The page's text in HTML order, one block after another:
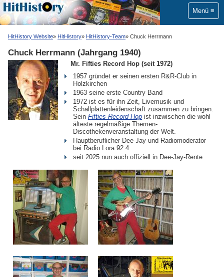
Menü
HitHistory Website HitHistory HitHistory-Team Chuck Herrmann
Chuck Herrmann (Jahrgang 1940)
Mr. Fifties Record Hop (seit 1972)
1957 gründet er seinen ersten R&R-Club in
Holzkirchen
1963 seine erste Country Band
1972 ist es für ihn Zeit, Livemusik und
Schallplattenleidenschaft zusammen zu bringen.
Sein Fifties Record Hop ist inzwischen die wohl
älteste regelmäßige Themen-
Discothekenveranstaltung der Welt.
Hauptberuflicher Dee-Jay und Radiomoderator
bei Radio Lora 92.4
seit 2025 nun auch offiziell in Dee-Jay-Rente